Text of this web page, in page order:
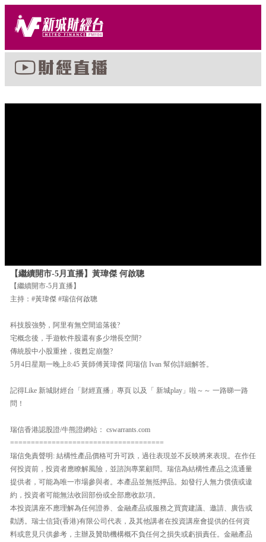
【繼續開市-5月直播】黃瑋傑 何啟聰
【繼續開市-5月直播】
主持：#黃瑋傑 #瑞信何啟聰
科技股強勢，阿里有無空間追落後?
宅概念後，手遊軟件股還有多少增長空間?
傳統股中小股重挫，復甦定崩盤?
5月4日星期一晚上8:45 黃師傅黃瑋傑 同瑞信 Ivan 幫你詳細解答。
記得Like 新城財經台「財經直播」專頁 以及「 新城play」啦～～ 一路睇一路
問！
瑞信香港認股證/牛熊證網站： cswarrants.com
=====================================
瑞信免責聲明: 結構性產品價格可升可跌，過往表現並不反映將來表現。在作任
何投資前，投資者應瞭解風險，並諮詢專業顧問。瑞信為結構性產品之流通量
提供者，可能為唯一巿場參與者。本產品並無抵押品。如發行人無力償債或違
約，投資者可能無法收回部份或全部應收款項。
本投資講座不應理解為任何證券、金融產品或服務之買賣建議、邀請、廣告或
勸誘。瑞士信貸(香港)有限公司代表，及其他講者在投資講座會提供的任何資
料或意見只供參考，主辦及贊助機構概不負任何之損失或虧損責任。金融產品